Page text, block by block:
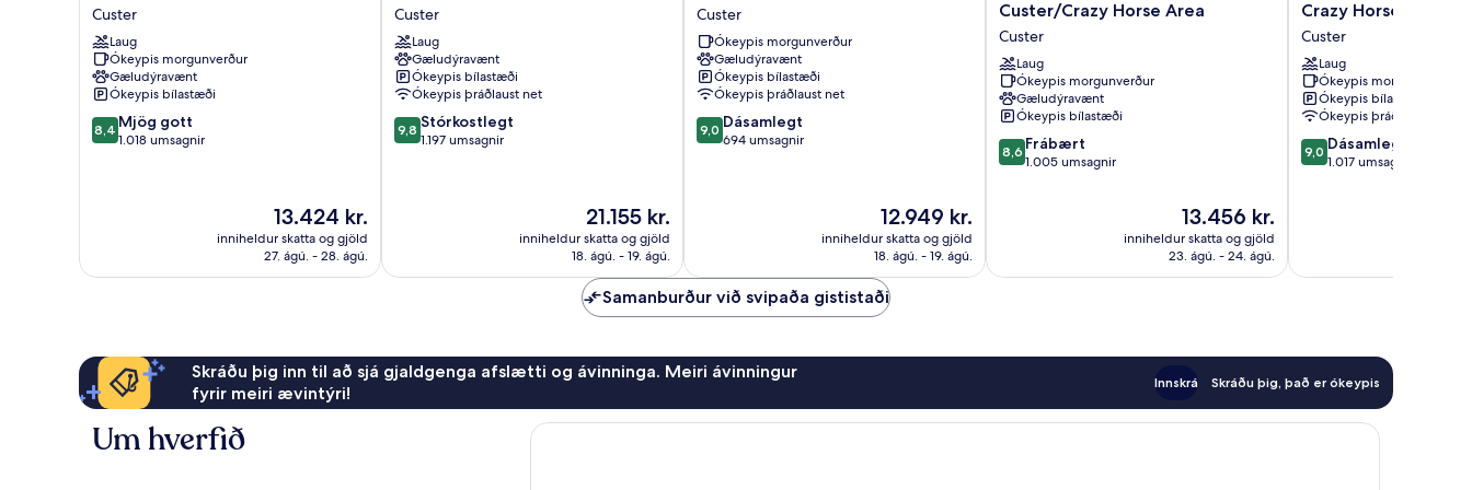
bed
Western
Buffalo
Ridge
Inn
Custer
Custer
Laug
Ókeypis morgunverður
Gæludýravænt
Ókeypis bílastæði
8.4
af
8,4 Mjög gott
1.018 umsagnir
Verðið
er
13.424 kr.
13.424 kr.
inniheldur skatta og gjöld
27. ágú. - 28. ágú.
Inn
Black
Hills
Custer
Custer
Laug
Gæludýravænt
Ókeypis bílastæði
Ókeypis þráðlaust net
9.8
af
9,8 Stórkostlegt
1.197 umsagnir
Verðið
er
21.155 kr.
21.155 kr.
inniheldur skatta og gjöld
18. ágú. - 19. ágú.
Motel
Custer
Custer
Ókeypis morgunverður
Gæludýravænt
Ókeypis bílastæði
Ókeypis þráðlaust net
9.0
af
9,0 Dásamlegt
694 umsagnir
Verðið
er
12.949 kr.
12.949 kr.
inniheldur skatta og gjöld
18. ágú. - 19. ágú.
8
Wyndham
Custer/Crazy
Horse
Area
Custer
Custer/Crazy Horse Area
Custer
Laug
Ókeypis morgunverður
Gæludýravænt
Ókeypis bílastæði
8.6
af
8,6 Frábært
1.005 umsagnir
Verðið
er
13.456 kr.
13.456 kr.
inniheldur skatta og gjöld
23. ágú. - 24. ágú.
Inn
Suites
Custer
-
Crazy
Horse
Area
Custer
Crazy Horse Area
Custer
Laug
Ókeypis morgunverður
Ókeypis bílastæði
Ókeypis þráðlaust net
9.0
af
9,0 Dásamlegt
1.017 umsagnir
Samanburður við svipaða gististaði
Skráðu þig inn til að sjá gjaldgenga afslætti og ávinninga. Meiri ávinningur
fyrir meiri ævintýri!
Innskrá Skráðu þig, það er ókeypis
Um hverfið